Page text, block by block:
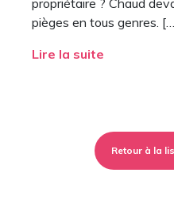
pièges en tous genres.
Lire la suite
Retour à la